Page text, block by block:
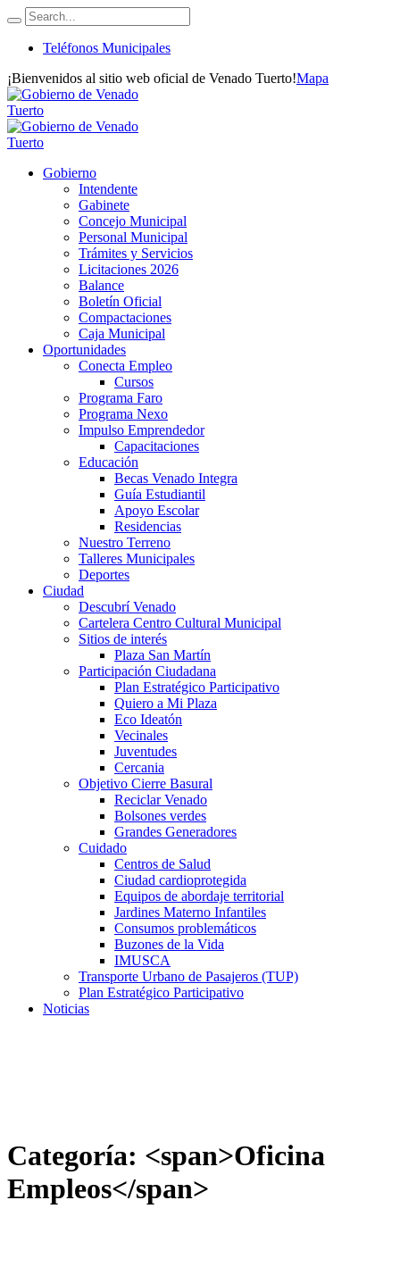
Teléfonos Municipales
¡Bienvenidos al sitio web oficial de Venado Tuerto!Mapa
Gobierno
Intendente
Gabinete
Concejo Municipal
Personal Municipal
Trámites y Servicios
Licitaciones 2026
Balance
Boletín Oficial
Compactaciones
Caja Municipal
Oportunidades
Conecta Empleo
Cursos
Programa Faro
Programa Nexo
Impulso Emprendedor
Capacitaciones
Educación
Becas Venado Integra
Guía Estudiantil
Apoyo Escolar
Residencias
Nuestro Terreno
Talleres Municipales
Deportes
Ciudad
Descubrí Venado
Cartelera Centro Cultural Municipal
Sitios de interés
Plaza San Martín
Participación Ciudadana
Plan Estratégico Participativo
Quiero a Mi Plaza
Eco Ideatón
Vecinales
Juventudes
Cercania
Objetivo Cierre Basural
Reciclar Venado
Bolsones verdes
Grandes Generadores
Cuidado
Centros de Salud
Ciudad cardioprotegida
Equipos de abordaje territorial
Jardines Materno Infantiles
Consumos problemáticos
Buzones de la Vida
IMUSCA
Transporte Urbano de Pasajeros (TUP)
Plan Estratégico Participativo
Noticias
Categoría: <span>Oficina
Empleos</span>